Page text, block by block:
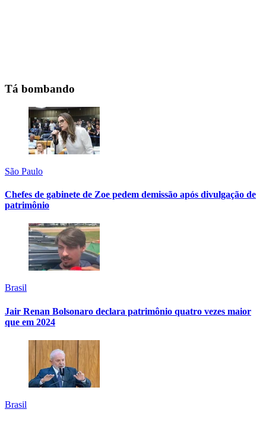
Tá bombando
São Paulo
Chefes de gabinete de Zoe pedem demissão após divulgação de
patrimônio
Brasil
Jair Renan Bolsonaro declara patrimônio quatro vezes maior
que em 2024
Brasil